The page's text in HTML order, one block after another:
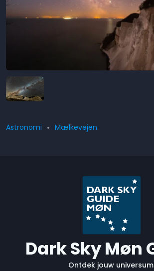
Astronomi Mælkevejen
Dark Sky Møn
Ontdek jouw